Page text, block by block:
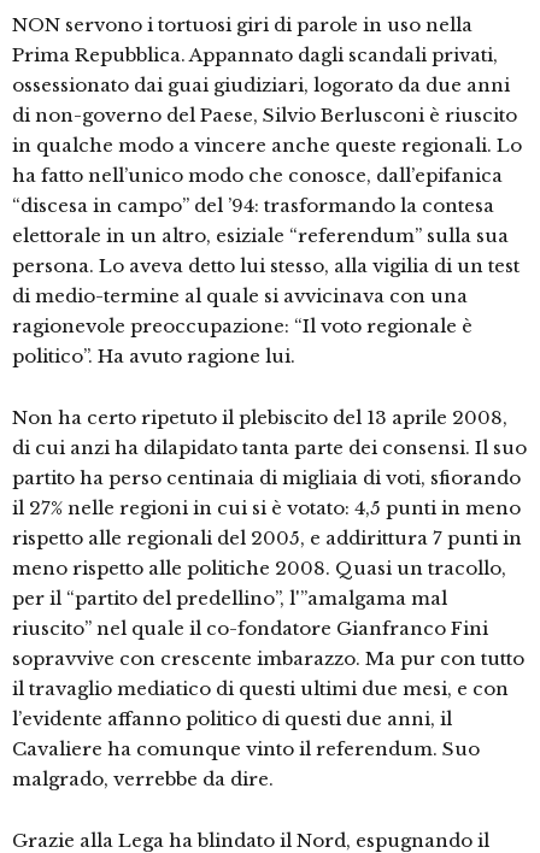
NON servono i tortuosi giri di parole in uso nella
Prima Repubblica. Appannato dagli scandali privati,
ossessionato dai guai giudiziari, logorato da due anni
di non-governo del Paese, Silvio Berlusconi è riuscito
in qualche modo a vincere anche queste regionali. Lo
ha fatto nell’unico modo che conosce, dall’epifanica
“discesa in campo” del ’94: trasformando la contesa
elettorale in un altro, esiziale “referendum” sulla sua
persona. Lo aveva detto lui stesso, alla vigilia di un test
di medio-termine al quale si avvicinava con una
ragionevole preoccupazione: “Il voto regionale è
politico”. Ha avuto ragione lui.
Non ha certo ripetuto il plebiscito del 13 aprile 2008,
di cui anzi ha dilapidato tanta parte dei consensi. Il suo
partito ha perso centinaia di migliaia di voti, sfiorando
il 27% nelle regioni in cui si è votato: 4,5 punti in meno
rispetto alle regionali del 2005, e addirittura 7 punti in
meno rispetto alle politiche 2008. Quasi un tracollo,
per il “partito del predellino”, l'”amalgama mal
riuscito” nel quale il co-fondatore Gianfranco Fini
sopravvive con crescente imbarazzo. Ma pur con tutto
il travaglio mediatico di questi ultimi due mesi, e con
l’evidente affanno politico di questi due anni, il
Cavaliere ha comunque vinto il referendum. Suo
malgrado, verrebbe da dire.
Grazie alla Lega ha blindato il Nord, espugnando il